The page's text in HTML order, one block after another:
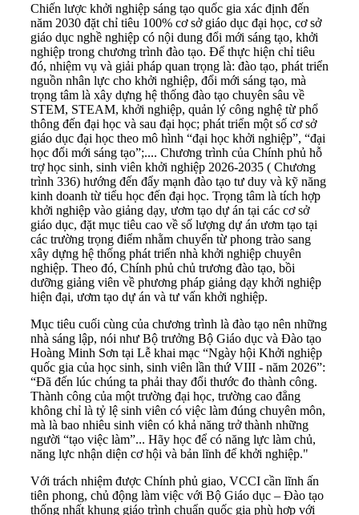
Chiến lược khởi nghiệp sáng tạo quốc gia xác định đến
năm 2030 đặt chỉ tiêu 100% cơ sở giáo dục đại học, cơ sở
giáo dục nghề nghiệp có nội dung đổi mới sáng tạo, khởi
nghiệp trong chương trình đào tạo. Để thực hiện chỉ tiêu
đó, nhiệm vụ và giải pháp quan trọng là: đào tạo, phát triển
nguồn nhân lực cho khởi nghiệp, đổi mới sáng tạo, mà
trọng tâm là xây dựng hệ thống đào tạo chuyên sâu về
STEM, STEAM, khởi nghiệp, quản lý công nghệ từ phổ
thông đến đại học và sau đại học; phát triển một số cơ sở
giáo dục đại học theo mô hình “đại học khởi nghiệp”, “đại
học đổi mới sáng tạo”;.... Chương trình của Chính phủ hỗ
trợ học sinh, sinh viên khởi nghiệp 2026-2035 ( Chương
trình 336) hướng đến đẩy mạnh đào tạo tư duy và kỹ năng
kinh doanh từ tiểu học đến đại học. Trọng tâm là tích hợp
khởi nghiệp vào giảng dạy, ươm tạo dự án tại các cơ sở
giáo dục, đặt mục tiêu cao về số lượng dự án ươm tạo tại
các trường trọng điểm nhằm chuyển từ phong trào sang
xây dựng hệ thống phát triển nhà khởi nghiệp chuyên
nghiệp. Theo đó, Chính phủ chủ trương đào tạo, bồi
dưỡng giảng viên về phương pháp giảng dạy khởi nghiệp
hiện đại, ươm tạo dự án và tư vấn khởi nghiệp.
Mục tiêu cuối cùng của chương trình là đào tạo nên những
nhà sáng lập, nói như Bộ trưởng Bộ Giáo dục và Đào tạo
Hoàng Minh Sơn tại Lễ khai mạc “Ngày hội Khởi nghiệp
quốc gia của học sinh, sinh viên lần thứ VIII - năm 2026”:
“Đã đến lúc chúng ta phải thay đổi thước đo thành công.
Thành công của một trường đại học, trường cao đẳng
không chỉ là tỷ lệ sinh viên có việc làm đúng chuyên môn,
mà là bao nhiêu sinh viên có khả năng trở thành những
người “tạo việc làm”... Hãy học để có năng lực làm chủ,
năng lực nhận diện cơ hội và bản lĩnh để khởi nghiệp."
Với trách nhiệm được Chính phủ giao, VCCI cần lĩnh ấn
tiên phong, chủ động làm việc với Bộ Giáo dục – Đào tạo
thống nhất khung giáo trình chuẩn quốc gia phù hợp với